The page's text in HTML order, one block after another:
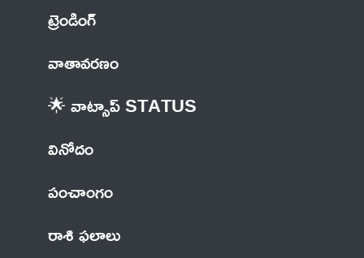
ట్రెండింగ్
వాతావరణం
🌟 వాట్సాప్ STATUS
వినోదం
పంచాంగం
రాశి ఫలాలు